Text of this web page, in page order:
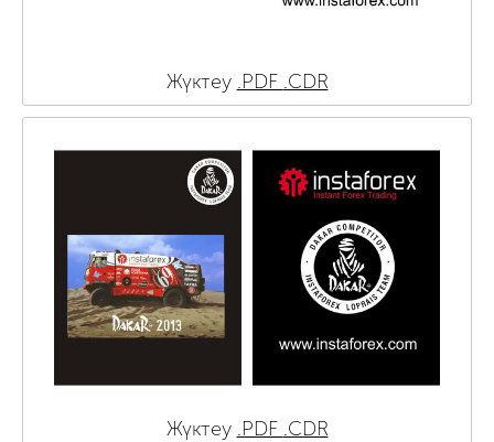
Жүктеу .PDF .CDR
Жүктеу .PDF .CDR